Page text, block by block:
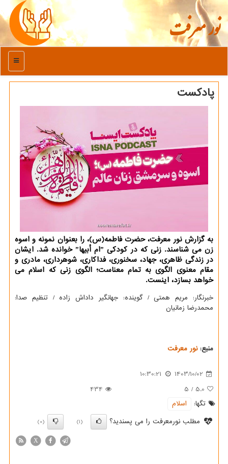
نور معرفت
منو
پادکست
به گزارش نور معرفت، حضرت فاطمه(س)، را بعنوان نمونه و اسوه
زن می شناسند. زنی که در کودکی ˮام أبیهاˮ خوانده شد. ایشان
در زندگی ظاهری، جهاد، سخنوری، فداکاری، شوهرداری، مادری و
مقام معنوی الگوی به تمام معناست؛ الگوی زنی که اسلام می
خواهد بسازد، اینست.
خبرنگار: مریم همتی / گوینده: جهانگیر داداش زاده / تنظیم صدا:
محمدرضا زمانیان
منبع:نور معرفت
1403/10/02
10:30:21
5.0
/
5
434
تگها:
اسلام
مطلب نورمعرفت را می پسندید؟
(1)
(0)
X